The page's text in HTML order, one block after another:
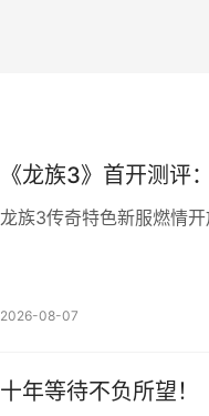
《龙族3》首开测评
龙族3传奇特色新服燃情
2026-08-07
十年等待不负所望！